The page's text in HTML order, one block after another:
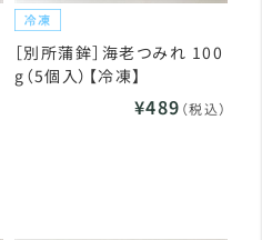
［別所蒲鉾］海老つみれ 100
g（5個入）【冷凍】
¥489 （税込）